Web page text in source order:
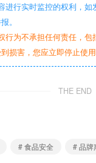
进行实时监控的权利，
。
行为不承担任何责任，
损害，您应立即停止使
THE END
# 食品安全 # 品牌